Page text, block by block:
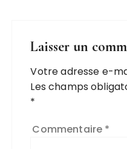
Laisser un
Votre adresse e-
Les champs
*
Commentaire *